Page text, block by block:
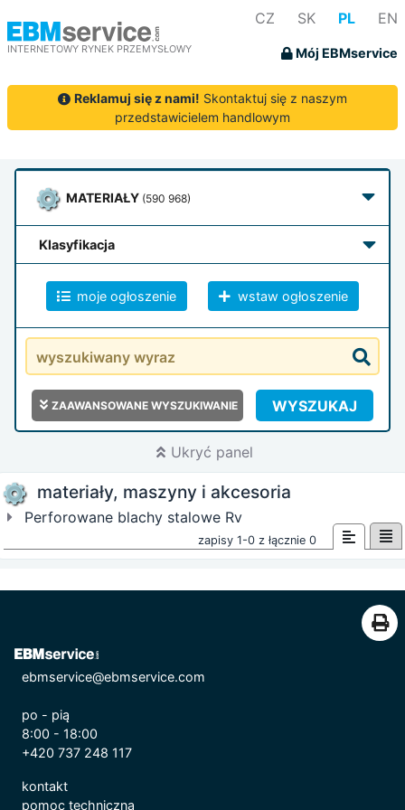
INTERNETOWY RYNEK PRZEMYSŁOWY
CZ SK PL EN
Mój EBMservice
Reklamuj się z nami! Skontaktuj się z naszym
przedstawicielem handlowym
MATERIAŁY (590 968)
klasyfikacja
moje ogłoszenie wstaw ogłoszenie
ZAAWANSOWANE WYSZUKIWANIE WYSZUKAJ
Ukryć panel
materiały, maszyny i akcesoria
Perforowane blachy stalowe Rv
zapisy 1-0 z łącznie 0
ebmservice@ebmservice.com
po - pią
8:00 - 18:00
+420 737 248 117
kontakt
pomoc techniczna